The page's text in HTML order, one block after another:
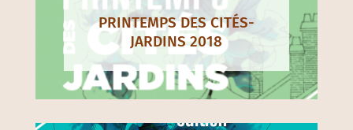
PRINTEMPS DES CITÉS-
JARDINS 2018